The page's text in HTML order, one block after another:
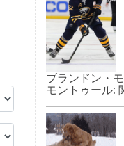
ブランドン・
モントゥール: